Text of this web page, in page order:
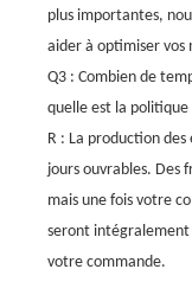
plus importantes,
aider à optimiser vos
Q3 : Combien de
quelle est la
R : La production
jours ouvrables. Des
mais une fois votre
seront
votre commande.